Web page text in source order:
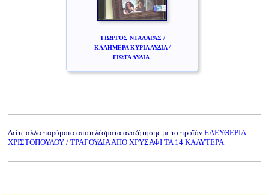
ΓΙΩΡΓΟΣ ΝΤΑΛΑΡΑΣ /
ΚΑΛΗΜΕΡΑ ΚΥΡΙΑ ΛΥΔΙΑ /
ΓΙΩΤΑ ΛΥΔΙΑ
Δείτε άλλα παρόμοια αποτελέσματα αναζήτησης με το προϊόν ΕΛΕΥΘΕΡΙΑ
ΧΡΙΣΤΟΠΟΥΛΟΥ / ΤΡΑΓΟΥΔΙΑ ΑΠΟ ΧΡΥΣΑΦΙ ΤΑ 14 ΚΑΛΥΤΕΡΑ